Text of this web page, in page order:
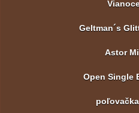
Geltman´s
Astor
Open Single